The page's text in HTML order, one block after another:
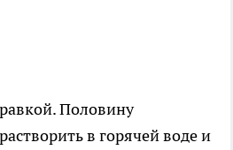
Половину
в горячей воде и